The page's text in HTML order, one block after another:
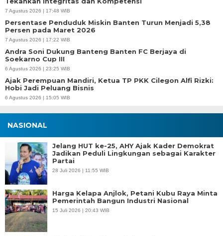
7 Agustus 2026 | 17:48 WIB
Persentase Penduduk Miskin Banten Turun Menjadi 5,38
Persen pada Maret 2026
7 Agustus 2026 | 17:22 WIB
Andra Soni Dukung Banteng Banten FC Berjaya di
Soekarno Cup III
6 Agustus 2026 | 23:25 WIB
Ajak Perempuan Mandiri, Ketua TP PKK Cilegon Alfi Rizki:
Hobi Jadi Peluang Bisnis
6 Agustus 2026 | 15:05 WIB
NASIONAL
Jelang HUT ke-25, AHY Ajak Kader Demokrat
Jadikan Peduli Lingkungan sebagai Karakter
Partai
28 Juli 2026 | 11:55 WIB
Harga Kelapa Anjlok, Petani Kubu Raya Minta
Pemerintah Bangun Industri Nasional
15 Juli 2026 | 20:43 WIB